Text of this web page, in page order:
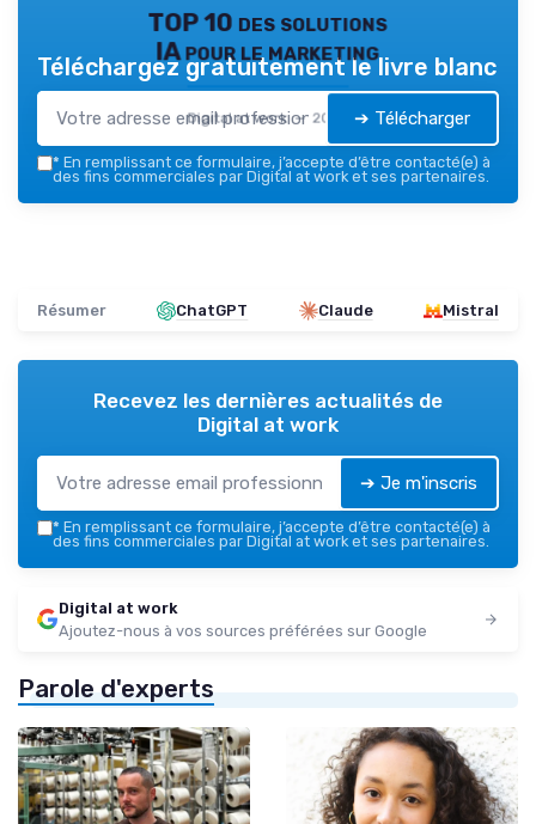
TOP 10 des solutions
IA pour le marketing
Digital at work — 2026
Téléchargez gratuitement le livre blanc
➔ Télécharger
* En remplissant ce formulaire, j’accepte d’être contacté(e) à
des fins commerciales par Digital at work et ses partenaires.
Résumer ChatGPT Claude Mistral
Recevez les dernières actualités de
Digital at work
➔ Je m'inscris
* En remplissant ce formulaire, j’accepte d’être contacté(e) à
des fins commerciales par Digital at work et ses partenaires.
Digital at work
Ajoutez-nous à vos sources préférées sur Google
Parole d'experts